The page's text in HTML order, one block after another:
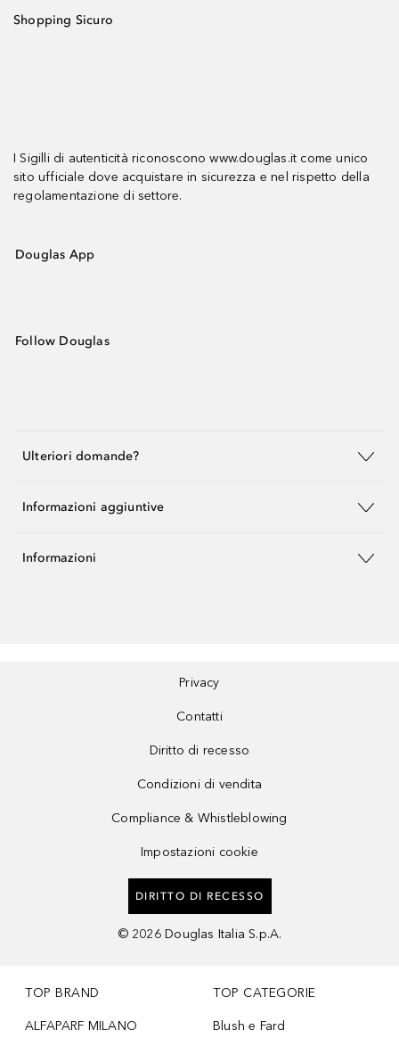
Shopping Sicuro
I Sigilli di autenticità riconoscono www.douglas.it come unico
sito ufficiale dove acquistare in sicurezza e nel rispetto della
regolamentazione di settore.
Douglas App
Follow Douglas
Ulteriori domande?
Informazioni aggiuntive
Informazioni
Privacy
Contatti
Diritto di recesso
Condizioni di vendita
Compliance & Whistleblowing
Impostazioni cookie
DIRITTO DI RECESSO
© 2026 Douglas Italia S.p.A.
TOP BRAND
ALFAPARF MILANO
TOP CATEGORIE
Blush e Fard